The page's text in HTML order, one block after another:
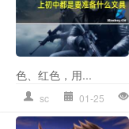
色、红色，用...
sc 01-25